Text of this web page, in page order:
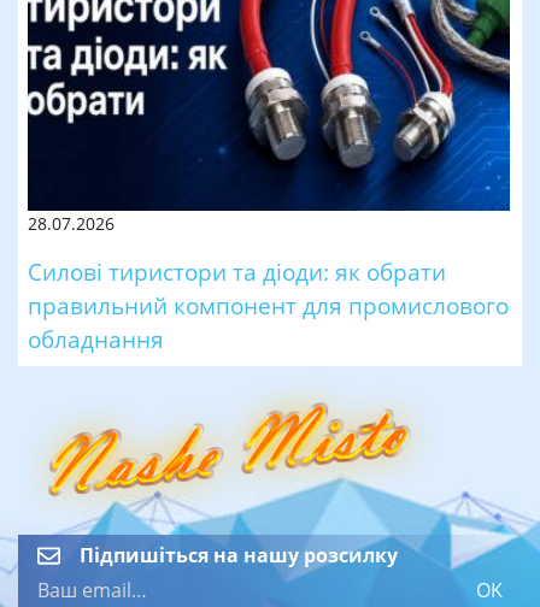
28.07.2026
Силові тиристори та діоди: як обрати
правильний компонент для промислового
обладнання
Підпишіться на нашу розсилку
OK